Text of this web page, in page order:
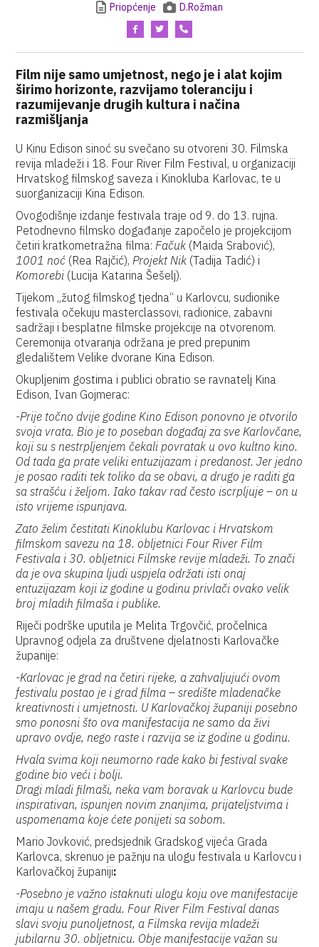
Priopćenje
D.Rožman
Film nije samo umjetnost, nego je i alat kojim
širimo horizonte, razvijamo toleranciju i
razumijevanje drugih kultura i načina
razmišljanja
U Kinu Edison sinoć su svečano su otvoreni 30. Filmska
revija mladeži i 18. Four River Film Festival, u organizaciji
Hrvatskog filmskog saveza i Kinokluba Karlovac, te u
suorganizaciji Kina Edison.
Ovogodišnje izdanje festivala traje od 9. do 13. rujna.
Petodnevno filmsko događanje započelo je projekcijom
četiri kratkometražna filma:Fačuk (Maida Srabović),
1001 noć (Rea Rajčić),Projekt Nik (Tadija Tadić) i
Komorebi (Lucija Katarina Šešelj).
Tijekom „žutog filmskog tjedna“ u Karlovcu, sudionike
festivala očekuju masterclassovi, radionice, zabavni
sadržaji i besplatne filmske projekcije na otvorenom.
Ceremonija otvaranja održana je pred prepunim
gledalištem Velike dvorane Kina Edison.
Okupljenim gostima i publici obratio se ravnatelj Kina
Edison, Ivan Gojmerac:
-Prije točno dvije godine Kino Edison ponovno je otvorilo
svoja vrata. Bio je to poseban događaj za sve Karlovčane,
koji su s nestrpljenjem čekali povratak u ovo kultno kino.
Od tada ga prate veliki entuzijazam i predanost. Jer jedno
je posao raditi tek toliko da se obavi, a drugo je raditi ga
sa strašću i željom. Iako takav rad često iscrpljuje – on u
isto vrijeme ispunjava.
Zato želim čestitati Kinoklubu Karlovac i Hrvatskom
filmskom savezu na 18. obljetnici Four River Film
Festivala i 30. obljetnici Filmske revije mladeži. To znači
da je ova skupina ljudi uspjela održati isti onaj
entuzijazam koji iz godine u godinu privlači ovako velik
broj mladih filmaša i publike.
Riječi podrške uputila je Melita Trgovčić, pročelnica
Upravnog odjela za društvene djelatnosti Karlovačke
županije:
-Karlovac je grad na četiri rijeke, a zahvaljujući ovom
festivalu postao je i grad filma – središte mladenačke
kreativnosti i umjetnosti. U Karlovačkoj županiji posebno
smo ponosni što ova manifestacija ne samo da živi
upravo ovdje, nego raste i razvija se iz godine u godinu.
Hvala svima koji neumorno rade kako bi festival svake
godine bio veći i bolji.
Dragi mladi filmaši, neka vam boravak u Karlovcu bude
inspirativan, ispunjen novim znanjima, prijateljstvima i
uspomenama koje ćete ponijeti sa sobom.
Mario Jovković, predsjednik Gradskog vijeća Grada
Karlovca, skrenuo je pažnju na ulogu festivala u Karlovcu i
Karlovačkoj županiji:
-Posebno je važno istaknuti ulogu koju ove manifestacije
imaju u našem gradu. Four River Film Festival danas
slavi svoju punoljetnost, a Filmska revija mladeži
jubilarnu 30. obljetnicu. Obje manifestacije važan su